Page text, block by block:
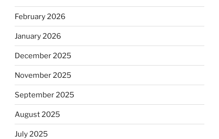
February 2026
January 2026
December 2025
November 2025
September 2025
August 2025
July 2025